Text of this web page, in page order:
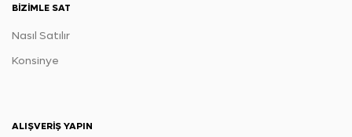
BIZIMLE SAT
Nasıl Satılır
Konsinye
ALIŞVERIŞ YAPIN